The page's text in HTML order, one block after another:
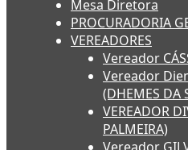
Mesa Diretora
PROCURADORIA
VEREADORES
Vereador
Vereador
(DHEMES DA
VEREADOR
PALMEIRA)